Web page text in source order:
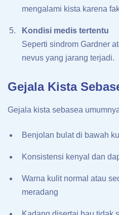
mengalami kista karena
Kondisi medis tertentu
Seperti sindrom Gardner
nevus yang jarang terjadi.
Gejala Kista
Gejala kista sebasea
Benjolan bulat di bawah
Konsistensi kenyal dan
Warna kulit normal atau
meradang